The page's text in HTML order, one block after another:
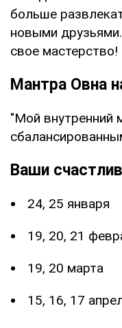
больше
новыми
свое мастерство!
Мантра Овна
"Мой внутренний
Ваши
24, 25 января
19, 20, 21
19, 20 марта
15, 16, 17